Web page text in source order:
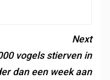
Next
vogels stierven in
dan een week aan